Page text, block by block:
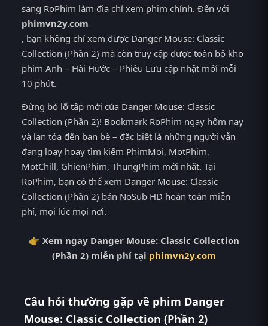
sang RoPhim làm địa chỉ xem phim chính. Đến với
phimvn2y.com
, bạn không chỉ xem được Danger Mouse: Classic
Collection (Phần 2) mà còn truy cập được toàn bộ kho
phim Anh – Hài Hước – Phiêu Lưu cập nhật mới mỗi
10 phút.
Đừng bỏ lỡ tập mới của Danger Mouse: Classic
Collection (Phần 2)! Bookmark RoPhim ngay hôm nay
và lan tỏa đến bạn bè – đặc biệt là những người vẫn
đang loay hoay tìm kiếm PhimMoi, MotPhim,
MotChill, GhienPhim, ThungPhim mới nhất. Tại
RoPhim, bạn có thể xem Danger Mouse: Classic
Collection (Phần 2) bản NoSub HD hoàn toàn miễn
phí, mọi lúc mọi nơi.
👉 Xem ngay Danger Mouse: Classic Collection
(Phần 2) miễn phí tại phimvn2y.com
Câu hỏi thường gặp về phim Danger
Mouse: Classic Collection (Phần 2)